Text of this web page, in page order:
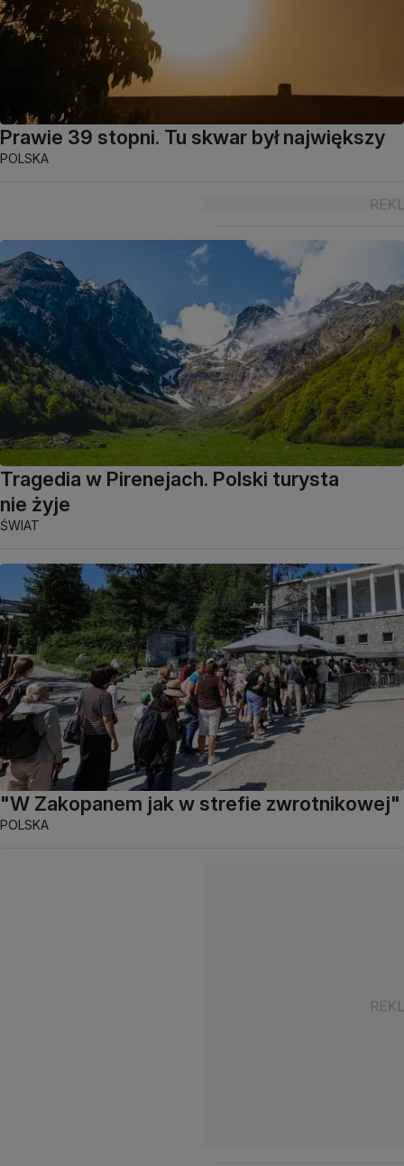
Prawie 39 stopni. Tu skwar był największy
POLSKA
Tragedia w Pirenejach. Polski turysta
nie żyje
ŚWIAT
"W Zakopanem jak w strefie zwrotnikowej"
POLSKA